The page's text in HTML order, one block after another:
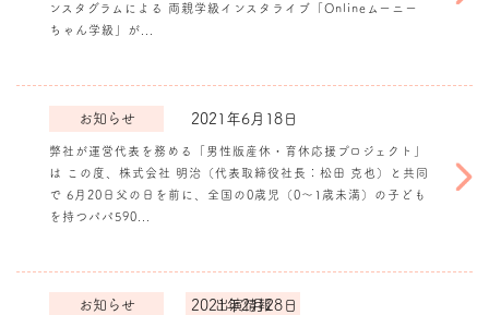
ンスタグラムによる 両親学級インスタライブ「Onlineムーニー
ちゃん学級」が...
2021年6月18日
お知らせ
弊社が運営代表を務める「男性版産休・育休応援プロジェクト」
は この度、株式会社 明治（代表取締役社長：松田 克也）と共同
で 6月20日父の日を前に、全国の0歳児（0～1歳未満）の子ども
を持つパパ590...
2021年2月28日
お知らせ 出演情報